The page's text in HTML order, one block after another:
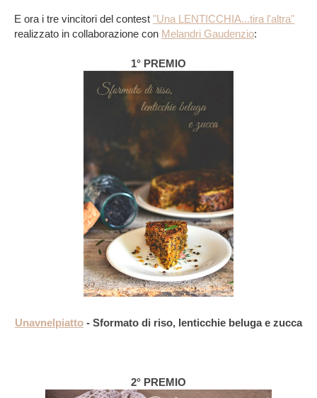
E ora i tre vincitori del contest "Una LENTICCHIA...tira l'altra"
realizzato in collaborazione con Melandri Gaudenzio:
1° PREMIO
Unavnelpiatto - Sformato di riso, lenticchie beluga e zucca
2° PREMIO